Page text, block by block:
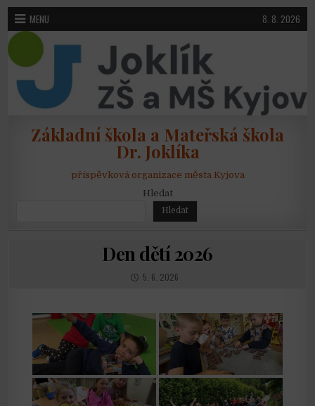
Skip to content
MENU 8. 8. 2026
Základní škola a Mateřská škola
Dr. Joklíka
příspěvková organizace města Kyjova
Hledat
Hledat
Den dětí 2026
PUBLISHED DATE:
5. 6. 2026